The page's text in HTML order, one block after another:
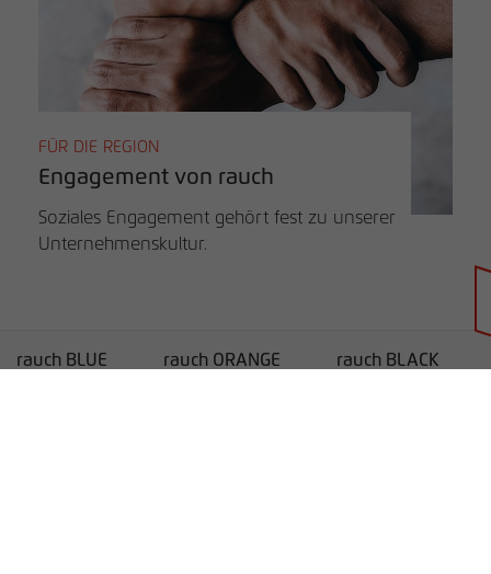
FÜR DIE REGION
Engagement von rauch
Soziales Engagement gehört fest zu unserer
Unternehmenskultur.
rauch BLUE rauch ORANGE rauch BLACK